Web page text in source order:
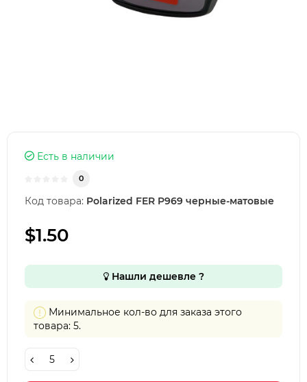
Есть в наличии
0
Код товара: Polarized FER P969 черные-матовые
$1.50
Нашли дешевле ?
Минимальное кол-во для заказа этого
товара: 5.